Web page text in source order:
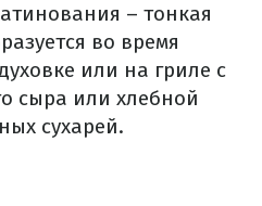
– тонкая
во время
или на гриле с
сыра или хлебной
сухарей.